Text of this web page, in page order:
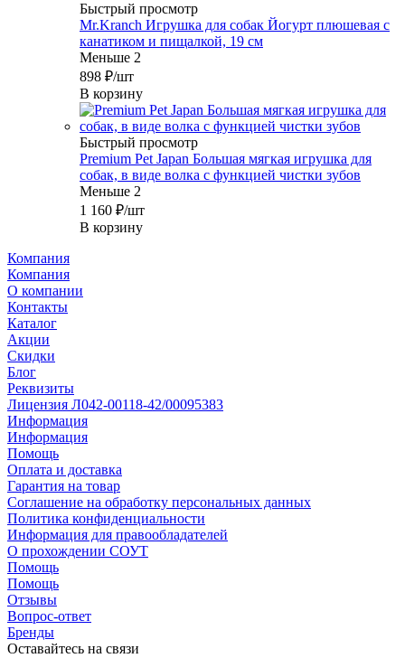
Быстрый просмотр
Mr.Kranch Игрушка для собак Йогурт плюшевая с
канатиком и пищалкой, 19 см
Меньше 2
898 ₽/шт
В корзину
Быстрый просмотр
Premium Pet Japan Большая мягкая игрушка для
собак, в виде волка с функцией чистки зубов
Меньше 2
1 160 ₽/шт
В корзину
Компания
Компания
О компании
Контакты
Каталог
Акции
Скидки
Блог
Реквизиты
Лицензия Л042-00118-42/00095383
Информация
Информация
Помощь
Оплата и доставка
Гарантия на товар
Соглашение на обработку персональных данных
Политика конфиденциальности
Информация для правообладателей
О прохождении СОУТ
Помощь
Помощь
Отзывы
Вопрос-ответ
Бренды
Оставайтесь на связи